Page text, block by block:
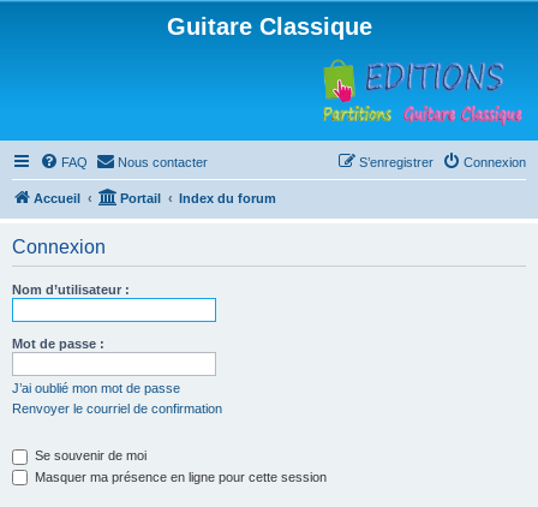
Guitare Classique
FAQ Nous contacter Connexion
S’enregistrer
Accueil Portail Index du forum
Connexion
Nom d’utilisateur :
Mot de passe :
J’ai oublié mon mot de passe
Renvoyer le courriel de confirmation
Se souvenir de moi
Masquer ma présence en ligne pour cette session